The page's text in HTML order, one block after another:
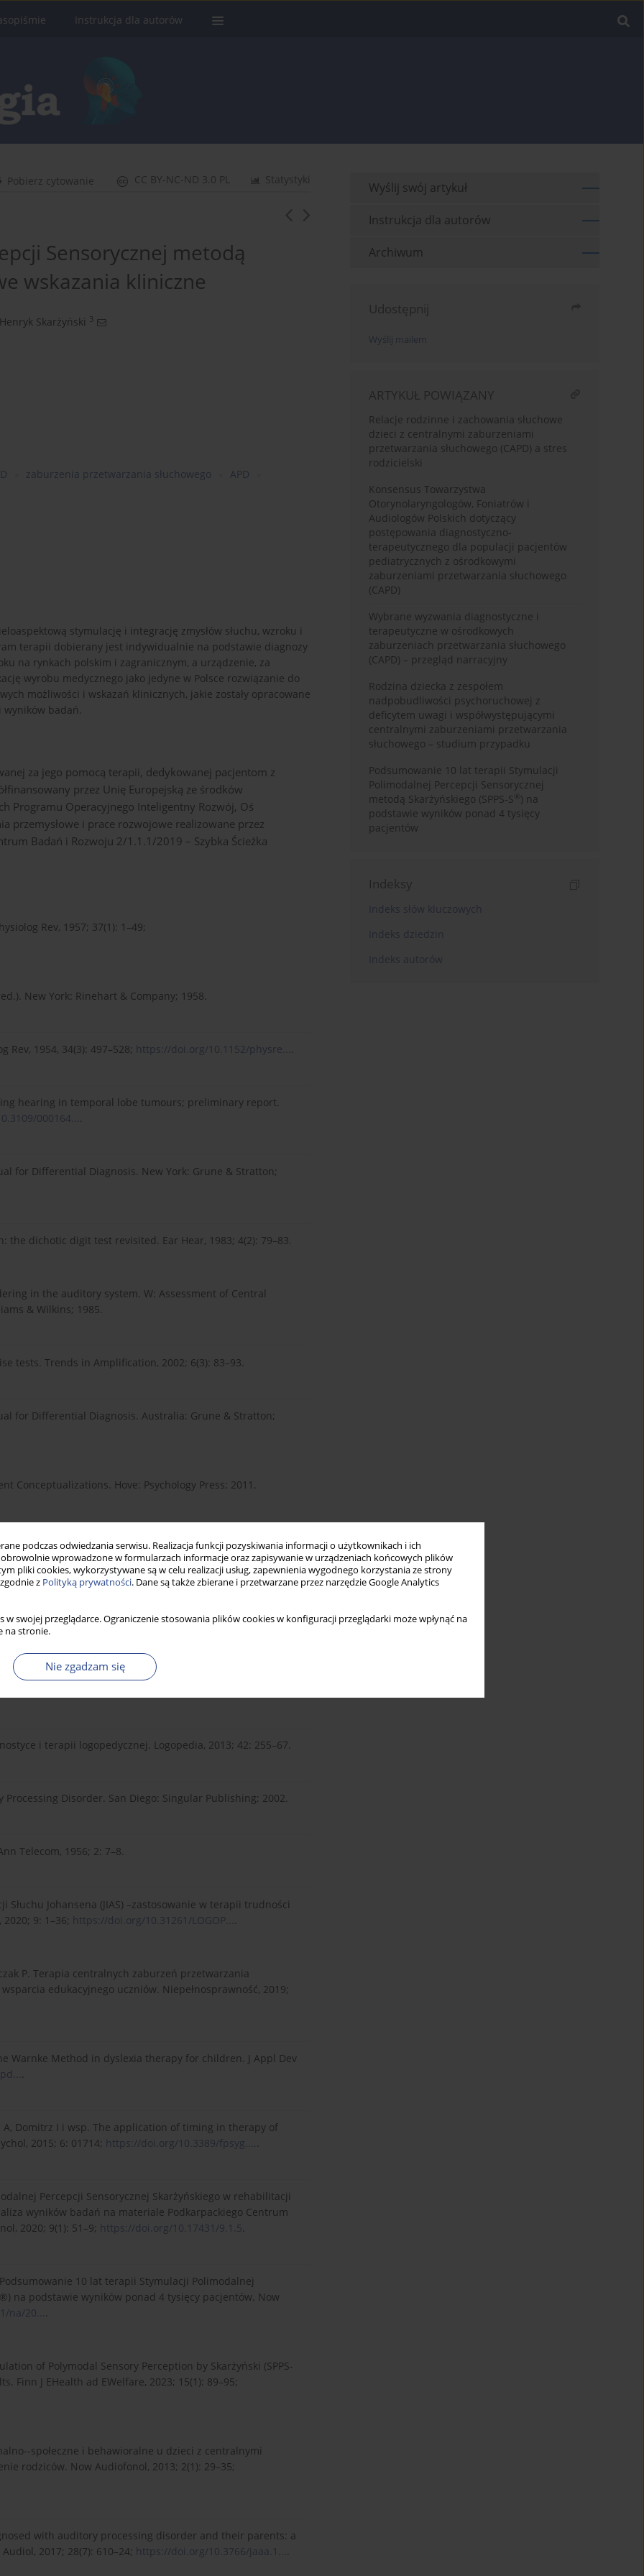
podczas odwiedzania serwisu. Realizacja funkcji pozyskiwania informacji o użytkownikach i ich
wprowadzone w formularzach informacje oraz zapisywanie w urządzeniach końcowych plików
pliki cookies, wykorzystywane są w celu realizacji usług, zapewnienia wygodnego korzystania ze strony
z Polityką prywatności. Dane są także zbierane i przetwarzane przez narzędzie Google Analytics
w swojej przeglądarce. Ograniczenie stosowania plików cookies w konfiguracji przeglądarki może wpłynąć na
na stronie.
Nie zgadzam się
Instrukcja dla autorów
Statystyki
CC BY-NC-ND 3.0 PL
Pobierz cytowanie
Sensorycznej metodą
wskazania kliniczne
Henryk Skarżyński 3
zaburzenia przetwarzania słuchowego
APD
stymulację i integrację zmysłów słuchu, wzroku i
terapii dobierany jest indywidualnie na podstawie diagnozy
na rynkach polskim i zagranicznym, a urządzenie, za
wyrobu medycznego jako jedyne w Polsce rozwiązanie do
możliwości i wskazań klinicznych, jakie zostały opracowane
wyników badań.
za jego pomocą terapii, dedykowanej pacjentom z
przez Unię Europejską ze środków
Programu Operacyjnego Inteligentny Rozwój, Oś
przemysłowe i prace rozwojowe realizowane przez
Badań i Rozwoju 2/1.1.1/2019 – Szybka Ścieżka
Rev, 1957; 37(1): 1–49;
New York: Rinehart & Company; 1958.
1954, 34(3): 497–528; https://doi.org/10.1152/physre... .
hearing in temporal lobe tumours; preliminary report.
000164... .
for Differential Diagnosis. New York: Grune & Stratton;
dichotic digit test revisited. Ear Hear, 1983; 4(2): 79–83.
in the auditory system. W: Assessment of Central
& Wilkins; 1985.
tests. Trends in Amplification, 2002; 6(3): 83–93.
for Differential Diagnosis. Australia: Grune & Stratton;
Conceptualizations. Hove: Psychology Press; 2011.
Musiek FE i wsp. Central auditory processing: current
Force on Central Auditory Processing Consensus
10.1044/1059-0....
Processing Disorders in the Educational Setting. San
Through Listening. 1991.
i terapii logopedycznej. Logopedia, 2013; 42: 255–67.
Disorder. San Diego: Singular Publishing; 2002.
Telecom, 1956; 2: 7–8.
Johansena (JIAS) –zastosowanie w terapii trudności
9: 1–36; https://doi.org/10.31261/LOGOP... .
P. Terapia centralnych zaburzeń przetwarzania
edukacyjnego uczniów. Niepełnosprawność, 2019;
Warnke Method in dyslexia therapy for children. J Appl Dev
.
A, Domitrz I i wsp. The application of timing in therapy of
2015; 6: 01714; https://doi.org/10.3389/fpsyg.... .
Percepcji Sensorycznej Skarżyńskiego w rehabilitacji
wyników badań na materiale Podkarpackiego Centrum
2020; 9(1): 51–9; https://doi.org/10.17431/9.1.5.
10 lat terapii Stymulacji Polimodalnej
na podstawie wyników ponad 4 tysięcy pacjentów. Now
na/20... .
of Polymodal Sensory Perception by Skarżyński (SPPS-
Finn J EHealth ad EWelfare, 2023; 15(1): 89–95;
‑społeczne i behawioralne u dzieci z centralnymi
rodziców. Now Audiofonol, 2013; 2(1): 29–35;
with auditory processing disorder and their parents: a
2017; 28(7): 610–24; https://doi.org/10.3766/jaaa.1... .
Wyślij swój artykuł
Instrukcja dla autorów
Archiwum
Udostępnij
Wyślij mailem
ARTYKUŁ POWIĄZANY
Relacje rodzinne i zachowania słuchowe
dzieci z centralnymi zaburzeniami
przetwarzania słuchowego (CAPD) a stres
rodzicielski
Konsensus Towarzystwa
Otorynolaryngologów, Foniatrów i
Audiologów Polskich dotyczący
postępowania diagnostyczno-
terapeutycznego dla populacji pacjentów
pediatrycznych z ośrodkowymi
zaburzeniami przetwarzania słuchowego
(CAPD)
Wybrane wyzwania diagnostyczne i
terapeutyczne w ośrodkowych
zaburzeniach przetwarzania słuchowego
(CAPD) – przegląd narracyjny
Rodzina dziecka z zespołem
nadpobudliwości psychoruchowej z
deficytem uwagi i współwystępującymi
centralnymi zaburzeniami przetwarzania
słuchowego – studium przypadku
Podsumowanie 10 lat terapii Stymulacji
Polimodalnej Percepcji Sensorycznej
metodą Skarżyńskiego (SPPS-S ® ) na
podstawie wyników ponad 4 tysięcy
pacjentów
Indeksy
Indeks słów kluczowych
Indeks dziedzin
Indeks autorów